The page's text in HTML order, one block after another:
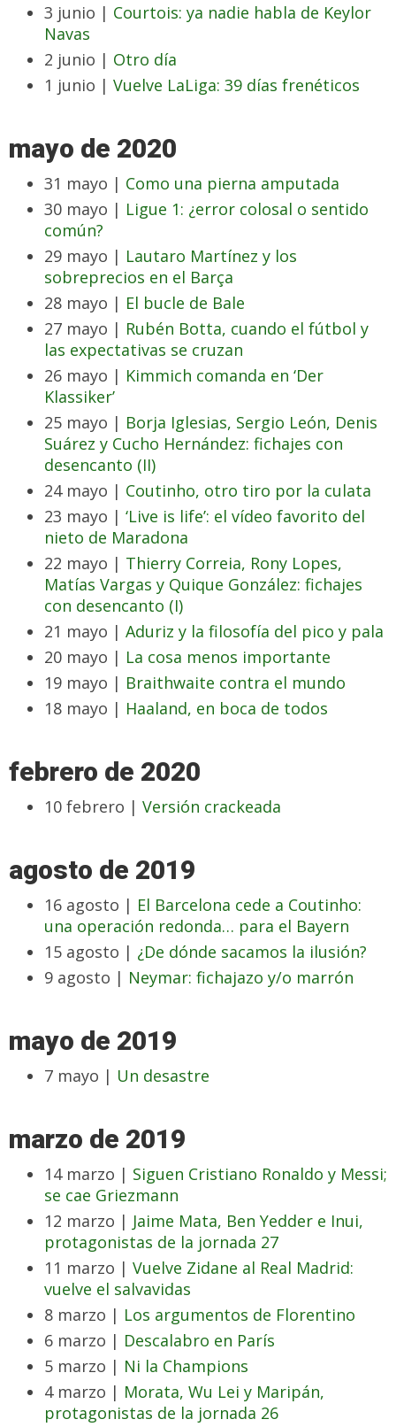
3 junio | Courtois: ya nadie habla de Keylor
Navas
2 junio | Otro día
1 junio | Vuelve LaLiga: 39 días frenéticos
mayo de 2020
31 mayo | Como una pierna amputada
30 mayo | Ligue 1: ¿error colosal o sentido
común?
29 mayo | Lautaro Martínez y los
sobreprecios en el Barça
28 mayo | El bucle de Bale
27 mayo | Rubén Botta, cuando el fútbol y
las expectativas se cruzan
26 mayo | Kimmich comanda en ‘Der
Klassiker’
25 mayo | Borja Iglesias, Sergio León, Denis
Suárez y Cucho Hernández: fichajes con
desencanto (II)
24 mayo | Coutinho, otro tiro por la culata
23 mayo | ‘Live is life’: el vídeo favorito del
nieto de Maradona
22 mayo | Thierry Correia, Rony Lopes,
Matías Vargas y Quique González: fichajes
con desencanto (I)
21 mayo | Aduriz y la filosofía del pico y pala
20 mayo | La cosa menos importante
19 mayo | Braithwaite contra el mundo
18 mayo | Haaland, en boca de todos
febrero de 2020
10 febrero | Versión crackeada
agosto de 2019
16 agosto | El Barcelona cede a Coutinho:
una operación redonda… para el Bayern
15 agosto | ¿De dónde sacamos la ilusión?
9 agosto | Neymar: fichajazo y/o marrón
mayo de 2019
7 mayo | Un desastre
marzo de 2019
14 marzo | Siguen Cristiano Ronaldo y Messi;
se cae Griezmann
12 marzo | Jaime Mata, Ben Yedder e Inui,
protagonistas de la jornada 27
11 marzo | Vuelve Zidane al Real Madrid:
vuelve el salvavidas
8 marzo | Los argumentos de Florentino
6 marzo | Descalabro en París
5 marzo | Ni la Champions
4 marzo | Morata, Wu Lei y Maripán,
protagonistas de la jornada 26